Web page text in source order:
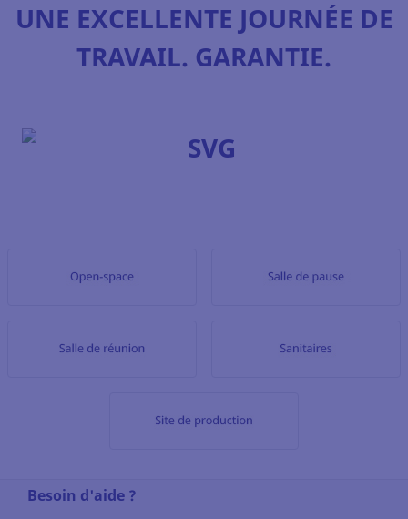
UNE EXCELLENTE JOURNÉE DE
TRAVAIL. GARANTIE.
Besoin d'aide ?